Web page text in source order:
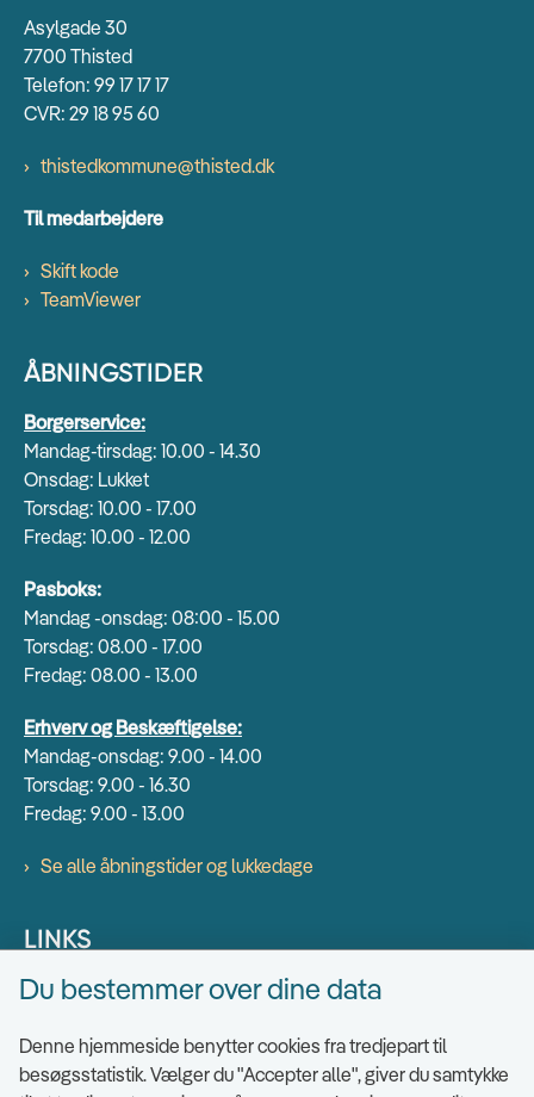
Asylgade 30
7700 Thisted
Telefon: 99 17 17 17
CVR: 29 18 95 60
thistedkommune@thisted.dk
Til medarbejdere
Skift kode
TeamViewer
ÅBNINGSTIDER
Borgerservice:
Mandag-tirsdag: 10.00 - 14.30
Onsdag: Lukket
Torsdag: 10.00 - 17.00
Fredag: 10.00 - 12.00
Pasboks:
Mandag -onsdag: 08:00 - 15.00
Torsdag: 08.00 - 17.00
Fredag: 08.00 - 13.00
Erhverv og Beskæftigelse:
Mandag-onsdag: 9.00 - 14.00
Torsdag: 9.00 - 16.30
Fredag: 9.00 - 13.00
Se alle åbningstider og lukkedage
LINKS
Find EAN numre
Tilgængelighedserklæring
Du bestemmer over dine data
Denne hjemmeside benytter cookies fra tredjepart til
besøgsstatistik. Vælger du "Accepter alle", giver du samtykke